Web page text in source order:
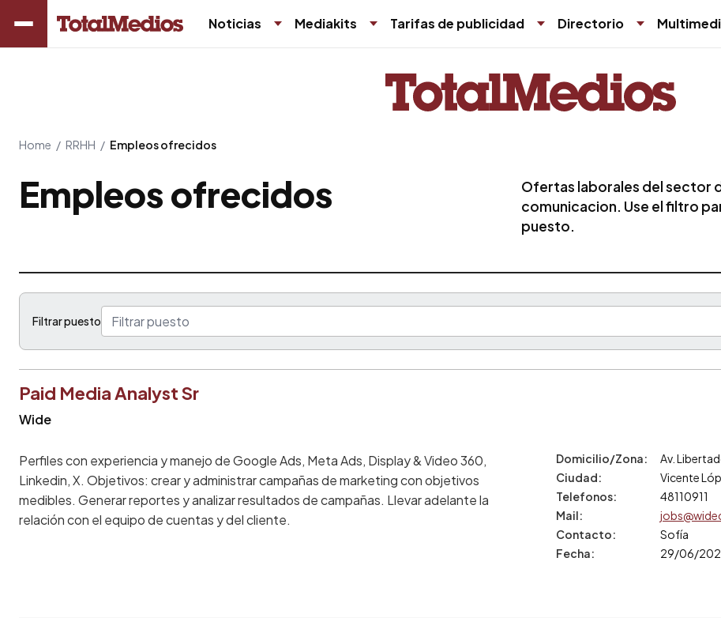
Noticias Mediakits Tarifas de publicidad Directorio
Home / RRHH / Empleos ofrecidos
Empleos ofrecidos
Ofertas laborales del sector
comunicacion. Use el filtro
puesto.
Filtrar puesto
Paid Media Analyst Sr
Wide
Perfiles con experiencia y manejo de Google Ads, Meta Ads, Display & Video 360,
Linkedin, X. Objetivos: crear y administrar campañas de marketing con objetivos
medibles. Generar reportes y analizar resultados de campañas. Llevar adelante la
relación con el equipo de cuentas y del cliente.
Domicilio/Zona
Av.
Ciudad
Vicente
Telefonos
48110911
Mail
Contacto
Sofía
Fecha
29/06/